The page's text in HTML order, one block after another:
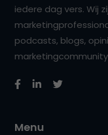
iedere dag vers. Wij
podcasts, blogs,
Menu